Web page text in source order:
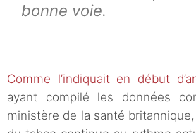
bonne voie.
Comme l’indiquait en début
ayant compilé les données
ministère de la santé britannique,